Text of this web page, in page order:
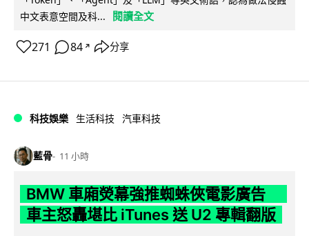
中文表意空間及科...
閱讀全文
271 84 ↗ 分享
科技娛樂 生活科技 汽車科技
藍骨 11 小時
BMW 車廂熒幕強推蜘蛛俠電影廣告
車主怒轟堪比 iTunes 送 U2 專輯翻版